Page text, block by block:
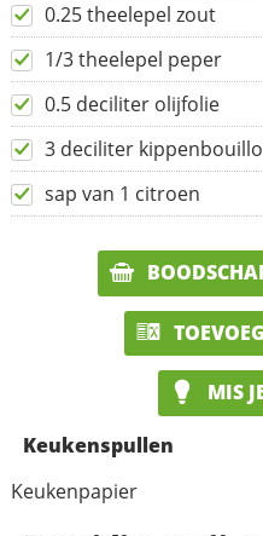
0.25 theelepel zout
1/3 theelepel peper
0.5 deciliter olijfolie
3 deciliter
sap van 1 citroen
MIS
Keukenspullen
Keukenpapier